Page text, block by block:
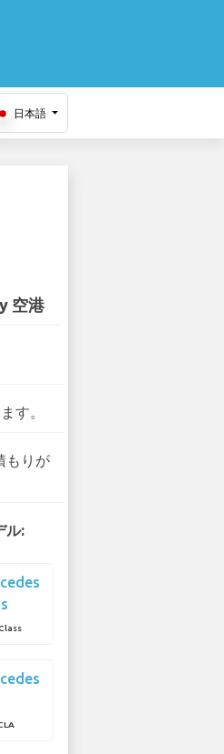
日本語
空港
す。
もりが
ル: